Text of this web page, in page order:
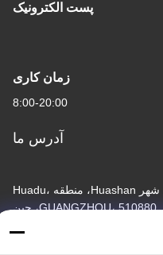
پست الکترونیک
زمان کاری
8:00-20:00
آدرس ما
NO.61 منطقه صنعتی Pingxi، شهر Huashan، منطقه Huadu،
GUANGZHOU، 510880، چین